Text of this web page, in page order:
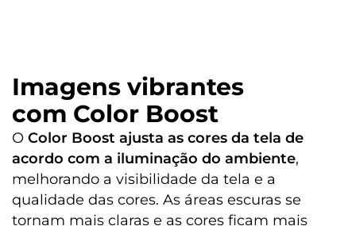
Desbloqueio Facial
Impressão Digital na tela
Design
Peso
185 g
Imagens vibrantes
com Color Boost
O Color Boost ajusta as cores da tela de
acordo com a iluminação do ambiente,
melhorando a visibilidade da tela e a
qualidade das cores. As áreas escuras se
tornam mais claras e as cores ficam mais